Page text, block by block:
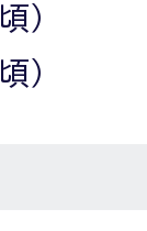
）
）